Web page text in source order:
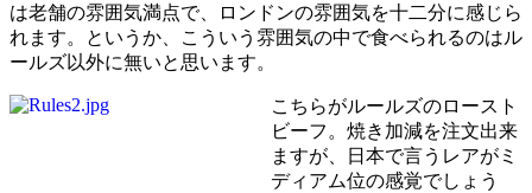
は老舗の雰囲気満点で、ロンドンの雰囲気を十二分に感じら
れます。というか、こういう雰囲気の中で食べられるのはル
ールズ以外に無いと思います。
こちらがルールズのロースト
ビーフ。焼き加減を注文出来
ますが、日本で言うレアがミ
ディアム位の感覚でしょう